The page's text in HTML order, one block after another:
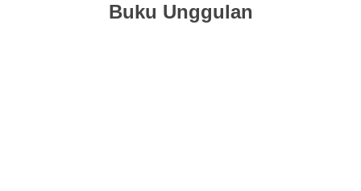
Buku Unggulan